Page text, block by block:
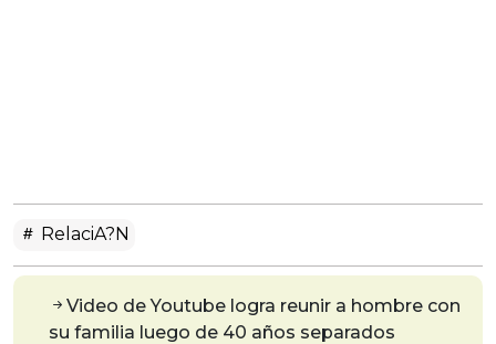
RelaciA?n
Video de Youtube logra reunir a hombre con
su familia luego de 40 años separados